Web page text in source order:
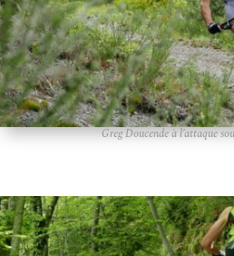
Greg Doucendeà l’attaque